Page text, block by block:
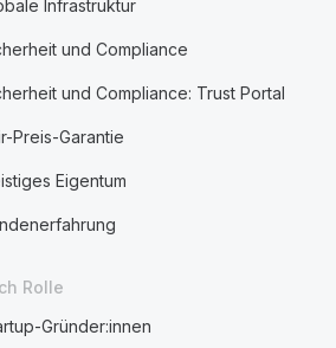
Infrastruktur
und Compliance
und Compliance: Trust Portal
Preis-Garantie
Eigentum
Rolle
Gründer:innen